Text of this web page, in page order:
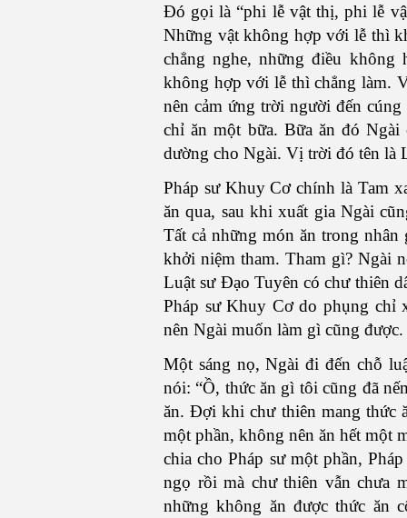
Đó gọi là “phi lễ vật thị, phi lễ
Những vật không hợp với lễ thì
chẳng nghe, những điều
không hợp với lễ thì chẳng làm.
nên cảm ứng trời người đến
chỉ ăn một bữa. Bữa ăn đó
dường cho Ngài. Vị trời đó tên là
Pháp sư Khuy Cơ chính là Tam
ăn qua, sau khi xuất gia Ngài
Tất cả những món ăn trong
khởi niệm tham. Tham gì? Ngài
Luật sư Đạo Tuyên có chư thiên
Pháp sư Khuy Cơ do phụng chỉ
nên Ngài muốn làm gì cũng được.
Một sáng nọ, Ngài đi đến chỗ
nói: “Ồ, thức ăn gì tôi cũng đã
ăn. Đợi khi chư thiên mang thức
một phần, không nên ăn hết một
chia cho Pháp sư một phần,
ngọ rồi mà chư thiên vẫn chưa
những không ăn được thức ăn